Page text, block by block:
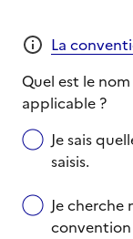
La
Quel est le
applicable ?
Je sais
saisis.
Je